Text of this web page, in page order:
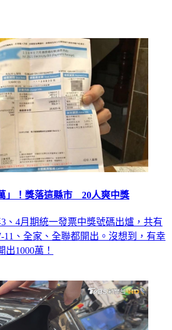
」！獎落這縣市 20人爽中獎
、4月期統一發票中獎號碼出爐，共有
11、全家、全聯都開出。沒想到，有幸
1000萬！